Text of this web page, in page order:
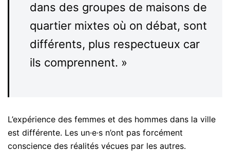
dans des groupes de maisons de
quartier mixtes où on débat, sont
différents, plus respectueux car
ils comprennent. »
L’expérience des femmes et des hommes dans la ville
est différente. Les un·e·s n’ont pas forcément
conscience des réalités vécues par les autres.